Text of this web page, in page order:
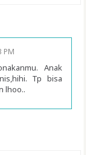
PM
Anak
Tp bisa
lhoo..